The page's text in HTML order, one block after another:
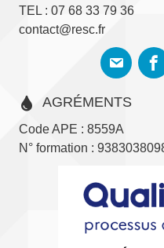
TEL : 07 68 33 79 36
contact@resc.fr
AGRÉMENTS
Code APE : 8559A
N° formation :